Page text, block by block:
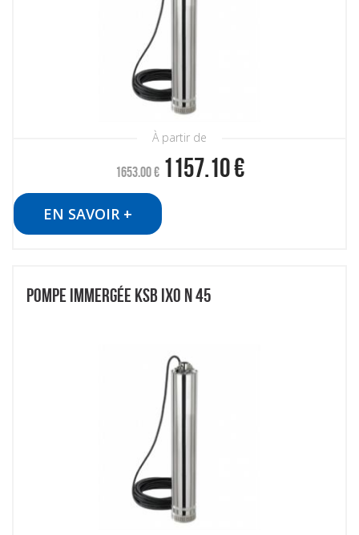
À partir de
1653.00€ 1157.10€
EN SAVOIR +
POMPE IMMERGÉE KSB IXO N 45